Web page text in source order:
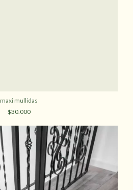
maxi mullidas
$30.000